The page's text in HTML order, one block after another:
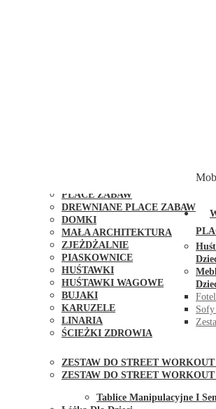
PLACE ZABAW
DREWNIANE PLACE ZABAW
DOMKI
MAŁA ARCHITEKTURA
ZJEŻDŻALNIE
PIASKOWNICE
HUŚTAWKI
HUŚTAWKI WAGOWE
BUJAKI
KARUZELE
LINARIA
ŚCIEŻKI ZDROWIA
ZESTAW DO STREET
ZESTAW DO STREET
Tablice Manipulacyjne I